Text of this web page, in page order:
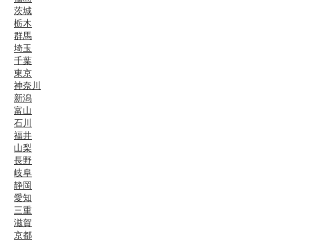
茨城
栃木
群馬
埼玉
千葉
東京
神奈川
新潟
富山
石川
福井
山梨
長野
岐阜
静岡
愛知
三重
滋賀
京都